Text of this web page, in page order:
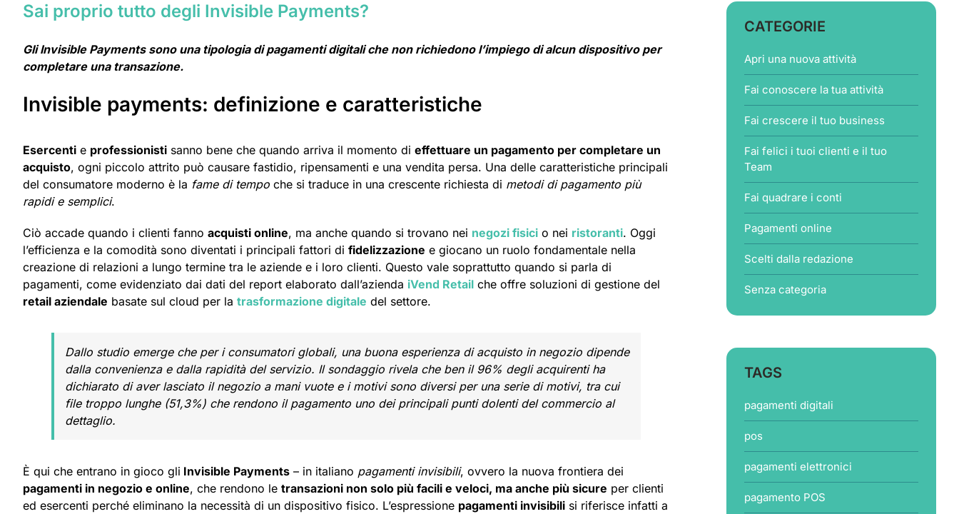
Sai proprio tutto degli Invisible Payments?
Gli Invisible Payments sono una tipologia di pagamenti digitali che non richiedono l’impiego di alcun dispositivo per
completare una transazione.
Invisible payments: definizione e caratteristiche
Esercenti e professionisti sanno bene che quando arriva il momento di effettuare un pagamento per completare un
acquisto, ogni piccolo attrito può causare fastidio, ripensamenti e una vendita persa. Una delle caratteristiche principali
del consumatore moderno è la fame di tempo che si traduce in una crescente richiesta di metodi di pagamento più
rapidi e semplici.
Ciò accade quando i clienti fanno acquisti online, ma anche quando si trovano nei negozi fisici o nei ristoranti. Oggi
l’efficienza e la comodità sono diventati i principali fattori di fidelizzazione e giocano un ruolo fondamentale nella
creazione di relazioni a lungo termine tra le aziende e i loro clienti. Questo vale soprattutto quando si parla di
pagamenti, come evidenziato dai dati del report elaborato dall’azienda iVend Retail che offre soluzioni di gestione del
retail aziendale basate sul cloud per la trasformazione digitale del settore.
Dallo studio emerge che per i consumatori globali, una buona esperienza di acquisto in negozio dipende
dalla convenienza e dalla rapidità del servizio. Il sondaggio rivela che ben il 96% degli acquirenti ha
dichiarato di aver lasciato il negozio a mani vuote e i motivi sono diversi per una serie di motivi, tra cui
file troppo lunghe (51,3%) che rendono il pagamento uno dei principali punti dolenti del commercio al
dettaglio.
È qui che entrano in gioco gli Invisible Payments – in italiano pagamenti invisibili, ovvero la nuova frontiera dei
pagamenti in negozio e online, che rendono le transazioni non solo più facili e veloci, ma anche più sicure per clienti
ed esercenti perché eliminano la necessità di un dispositivo fisico. L’espressione pagamenti invisibili si riferisce infatti a
CATEGORIE
Apri una nuova attività
Fai conoscere la tua attività
Fai crescere il tuo business
Fai felici i tuoi clienti e il tuo
Team
Fai quadrare i conti
Pagamenti online
Scelti dalla redazione
Senza categoria
TAGS
pagamenti digitali
pos
pagamenti elettronici
pagamento POS